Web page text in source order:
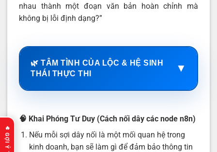
nhau thành một đoạn văn bản hoàn chỉnh mà
không bị lỗi định dạng?”
🌿 TÂM TÌNH CỦA LỘC & HỆ SINH
THÁI THỰC THI
▼
🧠 Khai Phóng Tư Duy (Cách nối dây các node n8n)
Nếu mỗi sợi dây nối là một mối quan hệ trong
kinh doanh, bạn sẽ làm gì để đảm bảo thông tin